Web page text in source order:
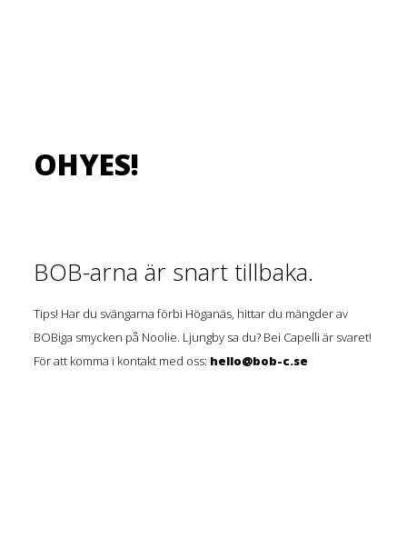
OHYES!
BOB-arna är snart tillbaka.
Tips! Har du svängarna förbi Höganäs, hittar du mängder av
BOBiga smycken på Noolie. Ljungby sa du? Bei Capelli är svaret!
För att komma i kontakt med oss: hello@bob-c.se